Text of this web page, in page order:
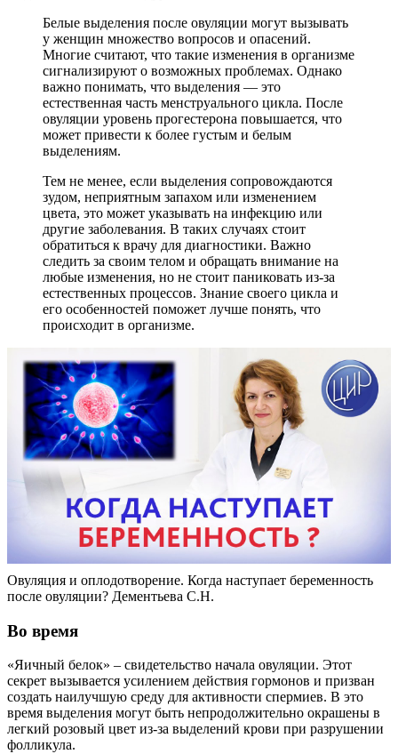
Белые выделения после овуляции могут вызывать
у женщин множество вопросов и опасений.
Многие считают, что такие изменения в организме
сигнализируют о возможных проблемах. Однако
важно понимать, что выделения — это
естественная часть менструального цикла. После
овуляции уровень прогестерона повышается, что
может привести к более густым и белым
выделениям.
Тем не менее, если выделения сопровождаются
зудом, неприятным запахом или изменением
цвета, это может указывать на инфекцию или
другие заболевания. В таких случаях стоит
обратиться к врачу для диагностики. Важно
следить за своим телом и обращать внимание на
любые изменения, но не стоит паниковать из-за
естественных процессов. Знание своего цикла и
его особенностей поможет лучше понять, что
происходит в организме.
Овуляция и оплодотворение. Когда наступает беременность
после овуляции? Дементьева С.Н.
Во время
«Яичный белок» – свидетельство начала овуляции. Этот
секрет вызывается усилением действия гормонов и призван
создать наилучшую среду для активности спермиев. В это
время выделения могут быть непродолжительно окрашены в
легкий розовый цвет из-за выделений крови при разрушении
фолликула.